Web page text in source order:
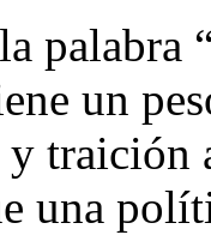
palabra
un
traición
una